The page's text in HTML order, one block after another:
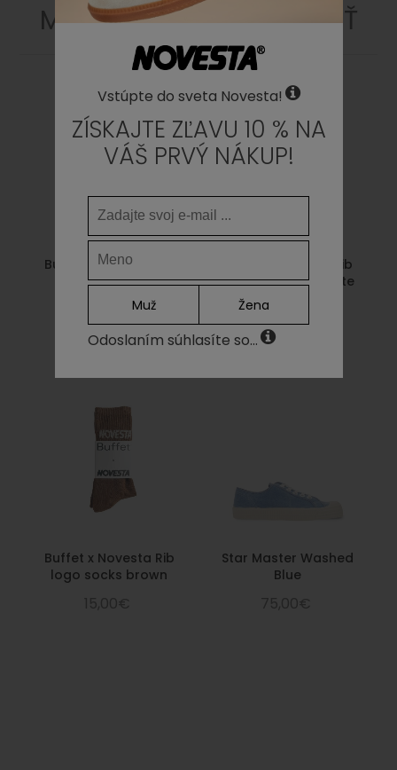
MOHLO BY SA VÁM PÁČIŤ
Buffet x Novesta Rib
logo socks pink
Buffet x Novesta Rib
logo socks off white
15,00€
Buffet x Novesta Rib
logo socks brown
Star Master Washed
Blue
Vstúpte do sveta Novesta!
ZÍSKAJTE ZĽAVU 10 % NA
VÁŠ PRVÝ NÁKUP!
Muž Žena
Odoslaním súhlasíte so...